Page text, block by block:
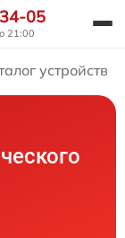
05
21:00
устройств